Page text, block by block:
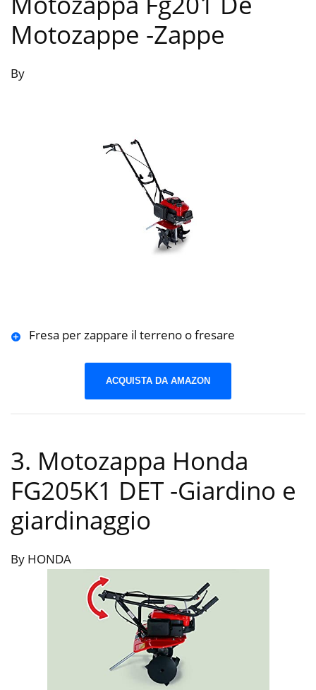
Motozappe -Zappe
By
Fresa per zappare il terreno o fresare
ACQUISTA DA AMAZON
3. Motozappa Honda
FG205K1 DET -Giardino e
giardinaggio
By HONDA